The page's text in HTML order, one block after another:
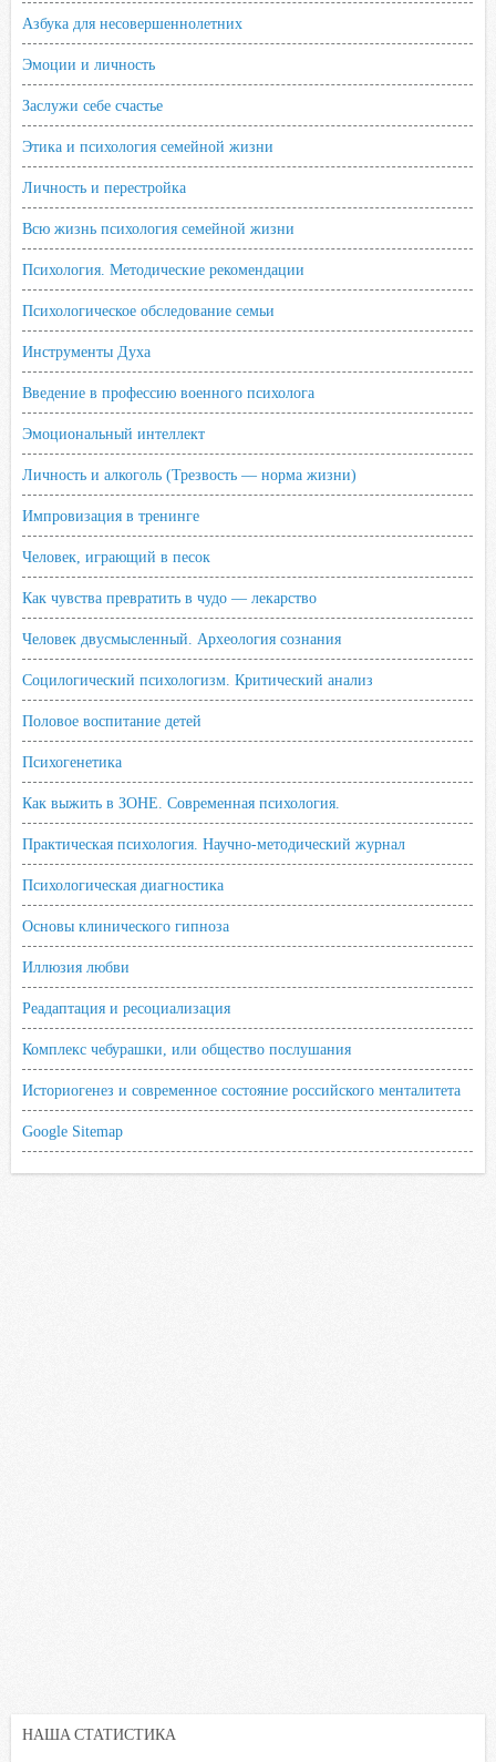
Азбука для несовершеннолетних
Эмоции и личность
Заслужи себе счастье
Этика и психология семейной жизни
Личность и перестройка
Всю жизнь психология семейной жизни
Психология. Методические рекомендации
Психологическое обследование семьи
Инструменты Духа
Введение в профессию военного психолога
Эмоциональный интеллект
Личность и алкоголь (Трезвость — норма жизни)
Импровизация в тренинге
Человек, играющий в песок
Как чувства превратить в чудо — лекарство
Человек двусмысленный. Археология сознания
Социлогический психологизм. Критический анализ
Половое воспитание детей
Психогенетика
Как выжить в ЗОНЕ. Современная психология.
Практическая психология. Научно-методический журнал
Психологическая диагностика
Основы клинического гипноза
Иллюзия любви
Реадаптация и ресоциализация
Комплекс чебурашки, или общество послушания
Историогенез и современное состояние российского менталитета
Google Sitemap
НАША СТАТИСТИКА